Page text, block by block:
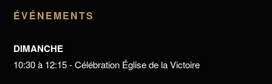
ÉVÉNEMENTS
DIMANCHE
10:30 à 12:15 - Célébration Église de la Victoire